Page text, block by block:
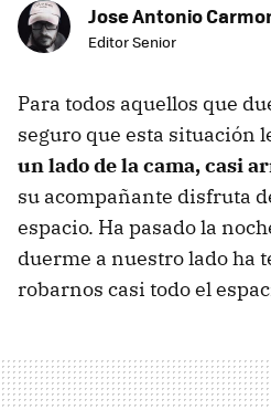
Jose Antonio
Editor Senior
Para todos aquellos que
seguro que esta situación
un lado de la cama, casi
su acompañante disfruta
espacio. Ha pasado la
duerme a nuestro lado ha
robarnos casi todo el